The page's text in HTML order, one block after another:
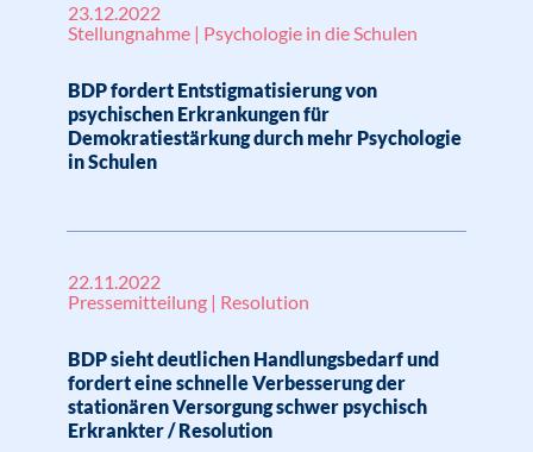
23.12.2022
Stellungnahme | Psychologie in die Schulen
BDP fordert Entstigmatisierung von
psychischen Erkrankungen für
Demokratiestärkung durch mehr Psychologie
in Schulen
22.11.2022
Pressemitteilung | Resolution
BDP sieht deutlichen Handlungsbedarf und
fordert eine schnelle Verbesserung der
stationären Versorgung schwer psychisch
Erkrankter / Resolution